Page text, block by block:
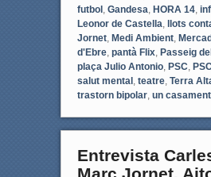
futbol, Gandesa HORA 14,
Leonor de Castella llots
Jornet, Medi Ambient,
d'Ebre, pantà Flix, Passeig
plaça Julio Antonio, PSC
salut mental, teatre, Terra
trastorn bipolar, un
Entrevista
Marc Jornet,